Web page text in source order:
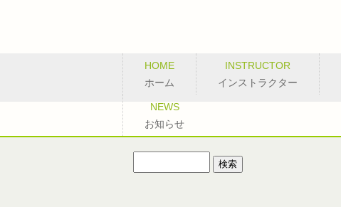
HOME
ホーム
INSTRUCTOR
インストラクター
NEWS
お知らせ